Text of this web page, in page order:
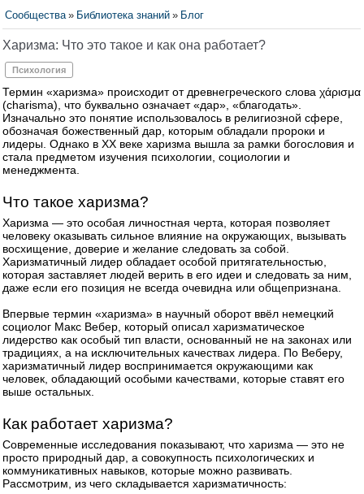
Сообщества » Библиотека знаний » Блог
Харизма: Что это такое и как она работает?
Психология
Термин «харизма» происходит от древнегреческого слова χάρισμα
(charisma), что буквально означает «дар», «благодать».
Изначально это понятие использовалось в религиозной сфере,
обозначая божественный дар, которым обладали пророки и
лидеры. Однако в ХХ веке харизма вышла за рамки богословия и
стала предметом изучения психологии, социологии и
менеджмента.
Что такое харизма?
Харизма — это особая личностная черта, которая позволяет
человеку оказывать сильное влияние на окружающих, вызывать
восхищение, доверие и желание следовать за собой.
Харизматичный лидер обладает особой притягательностью,
которая заставляет людей верить в его идеи и следовать за ним,
даже если его позиция не всегда очевидна или общепризнана.
Впервые термин «харизма» в научный оборот ввёл немецкий
социолог Макс Вебер, который описал харизматическое
лидерство как особый тип власти, основанный не на законах или
традициях, а на исключительных качествах лидера. По Веберу,
харизматичный лидер воспринимается окружающими как
человек, обладающий особыми качествами, которые ставят его
выше остальных.
Как работает харизма?
Современные исследования показывают, что харизма — это не
просто природный дар, а совокупность психологических и
коммуникативных навыков, которые можно развивать.
Рассмотрим, из чего складывается харизматичность: